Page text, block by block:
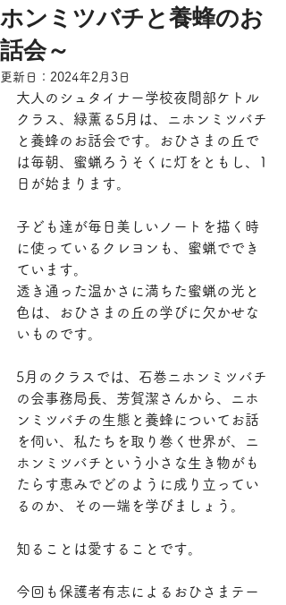
ホンミツバチと養蜂のお
話会～
更新日： 2024年2月3日
大人のシュタイナー学校夜間部ケトル
クラス、緑薫る5月は、ニホンミツバチ
と養蜂のお話会です。おひさまの丘で
は毎朝、蜜蝋ろうそくに灯をともし、1
日が始まります。
子ども達が毎日美しいノートを描く時
に使っているクレヨンも、蜜蝋ででき
ています。
透き通った温かさに満ちた蜜蝋の光と
色は、おひさまの丘の学びに欠かせな
いものです。
5月のクラスでは、石巻ニホンミツバチ
の会事務局長、芳賀潔さんから、ニホ
ンミツバチの生態と養蜂についてお話
を伺い、私たちを取り巻く世界が、ニ
ホンミツバチという小さな生き物がも
たらす恵みでどのように成り立ってい
るのか、その一端を学びましょう。
知ることは愛することです。
今回も保護者有志によるおひさまテー